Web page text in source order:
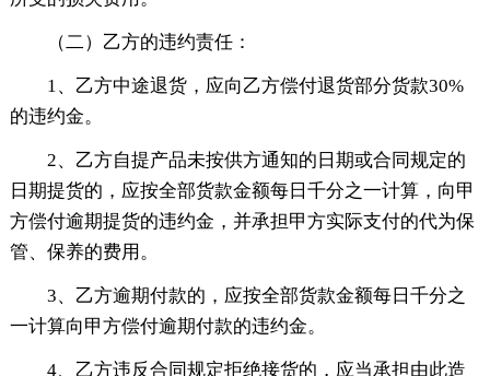
（二）乙方的违约责任：
1、乙方中途退货，应向乙方偿付退货部分货款30%
的违约金。
2、乙方自提产品未按供方通知的日期或合同规定的
日期提货的，应按全部货款金额每日千分之一计算，向甲
方偿付逾期提货的违约金，并承担甲方实际支付的代为保
管、保养的费用。
3、乙方逾期付款的，应按全部货款金额每日千分之
一计算向甲方偿付逾期付款的违约金。
4、乙方违反合同规定拒绝接货的，应当承担由此造